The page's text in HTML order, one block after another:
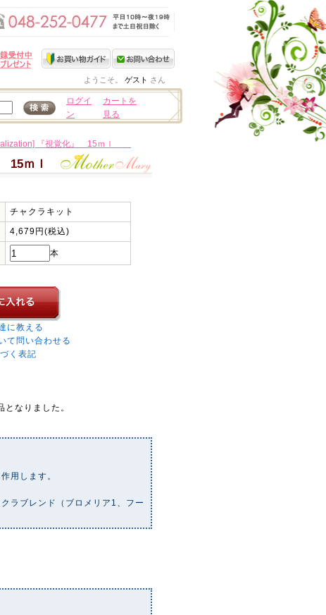
ようこそ。 ゲスト さん
ログイ
ン
カートを
見る
『視覚化』 15ｍｌ
』 15ｍｌ
チャクラキット
4,679円(税込)
本
に教える
て問い合わせる
く表記
なりました。
用します。
ラブレンド（ブロメリア1、フー